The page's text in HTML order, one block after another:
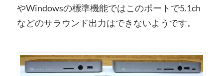
やWindowsの標準機能ではこのポートで5.1ch
などのサラウンド出力はできないようです。